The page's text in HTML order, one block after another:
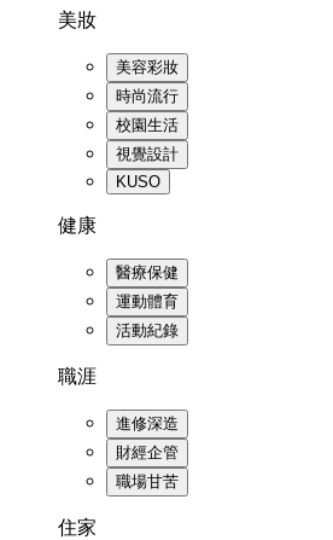
美妝
美容彩妝
時尚流行
校園生活
視覺設計
KUSO
健康
醫療保健
運動體育
活動紀錄
職涯
進修深造
財經企管
職場甘苦
住家